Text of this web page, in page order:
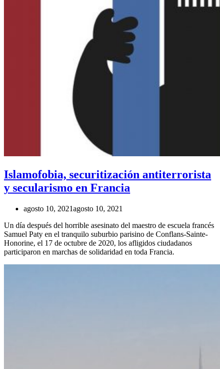
Islamofobia, securitización antiterrorista
y secularismo en Francia
agosto 10, 2021agosto 10, 2021
Un día después del horrible asesinato del maestro de escuela francés
Samuel Paty en el tranquilo suburbio parisino de Conflans-Sainte-
Honorine, el 17 de octubre de 2020, los afligidos ciudadanos
participaron en marchas de solidaridad en toda Francia.